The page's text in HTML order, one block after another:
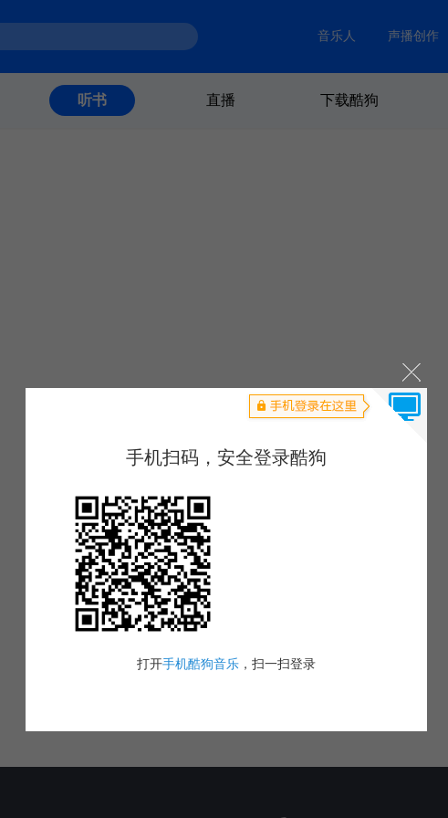
音乐人 声播创作
听书 直播 下载酷狗